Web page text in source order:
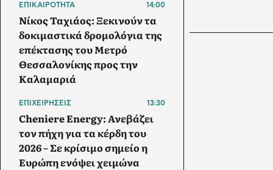
ΕΠΙΚΑΙΡΟΤΗΤΑ 14:00
Νίκος Ταχιάος: Ξεκινούν τα
δοκιμαστικά δρομολόγια της
επέκτασης του Μετρό
Θεσσαλονίκης προς την
Καλαμαριά
ΕΠΙΧΕΙΡΗΣΕΙΣ 13:30
Cheniere Energy: Ανεβάζει
τον πήχη για τα κέρδη του
2026 – Σε κρίσιμο σημείο η
Ευρώπη ενόψει χειμώνα